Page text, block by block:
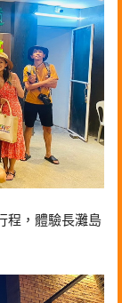
程，體驗長灘島